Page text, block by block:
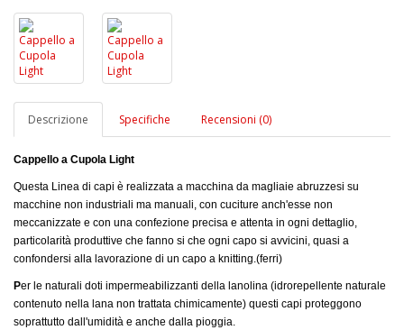
Descrizione Specifiche Recensioni (0)
Cappello a Cupola Light
Questa Linea di capi è realizzata a macchina da magliaie abruzzesi su
macchine non industriali ma manuali, con cuciture anch'esse non
meccanizzate e con una confezione precisa e attenta in ogni dettaglio,
particolarità produttive che fanno si che ogni capo si avvicini, quasi a
confondersi alla lavorazione di un capo a knitting.(ferri)
Per le naturali doti impermeabilizzanti della lanolina (idrorepellente naturale
contenuto nella lana non trattata chimicamente) questi capi proteggono
soprattutto dall'umidità e anche dalla pioggia.